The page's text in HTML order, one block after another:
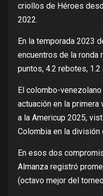
criollos de Héroes
2022.
En la temporada 2023
encuentros de la ronda
puntos, 4.2 rebotes,
El colombo-
actuación en la
a la Americup 2025,
Colombia en la división
En esos dos
Almanza registró
(octavo mejor del